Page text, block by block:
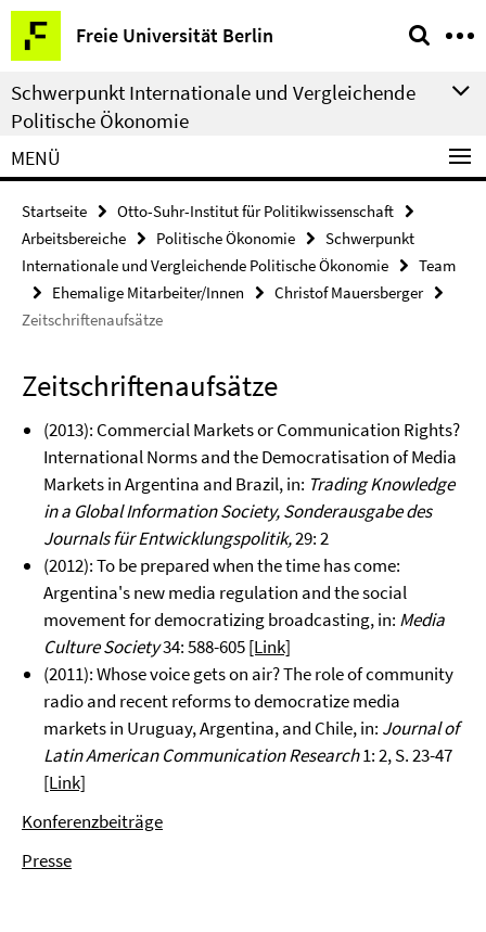
Springe
direkt
zu
Inhalt
Freie Universität Berlin
Service-
Navigation
Schwerpunkt Internationale und Vergleichende
Politische Ökonomie
MENÜ
Startseite
Otto-Suhr-Institut für Politikwissenschaft
Arbeitsbereiche
Politische Ökonomie
Schwerpunkt
Internationale und Vergleichende Politische Ökonomie
Team
Ehemalige Mitarbeiter/Innen
Christof Mauersberger
Zeitschriftenaufsätze
Zeitschriftenaufsätze
(2013): Commercial Markets or Communication Rights?
International Norms and the Democratisation of Media
Markets in Argentina and Brazil, in: Trading Knowledge
in a Global Information Society, Sonderausgabe des
Journals für Entwicklungspolitik,29: 2
(2012): To be prepared when the time has come:
Argentina's new media regulation and the social
movement for democratizing broadcasting, in: Media
Culture Society34: 588-605[Link]
(2011): Whose voice gets on air? The role of community
radio and recent reforms to democratize media
markets in Uruguay, Argentina, and Chile, in: Journal of
Latin American Communication Research1: 2, S. 23-47
[Link]
Konferenzbeiträge
Presse